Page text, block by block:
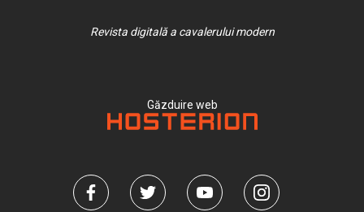
Revista digitală a cavalerului modern
Găzduire web